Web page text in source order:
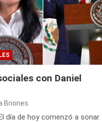
con Daniel
Briones
día de hoy comenzó a sonar